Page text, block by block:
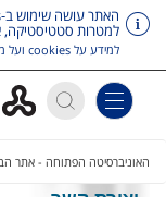
למטרות סטטיסטיקה,
למידע על cookies ועל מדיניות הפרטיות המעודכנת,
navigation
האוניברסיטה הפתוחה - אתר